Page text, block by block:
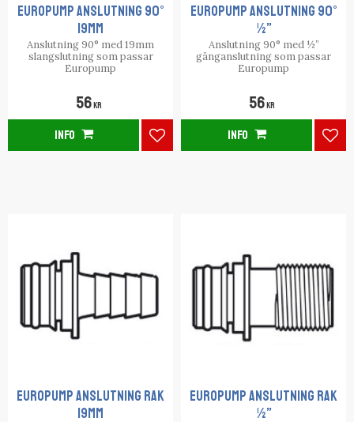
EUROPUMP ANSLUTNING 90°
19MM
Anslutning 90° med 19mm
slangslutning som passar
Europump
56KR
Lägg till i favoriter
INFO
EUROPUMP ANSLUTNING 90°
½”
Anslutning 90° med ½”
gänganslutning som passar
Europump
56KR
INFO
EUROPUMP ANSLUTNING RAK
19mm
EUROPUMP ANSLUTNING RAK
½”